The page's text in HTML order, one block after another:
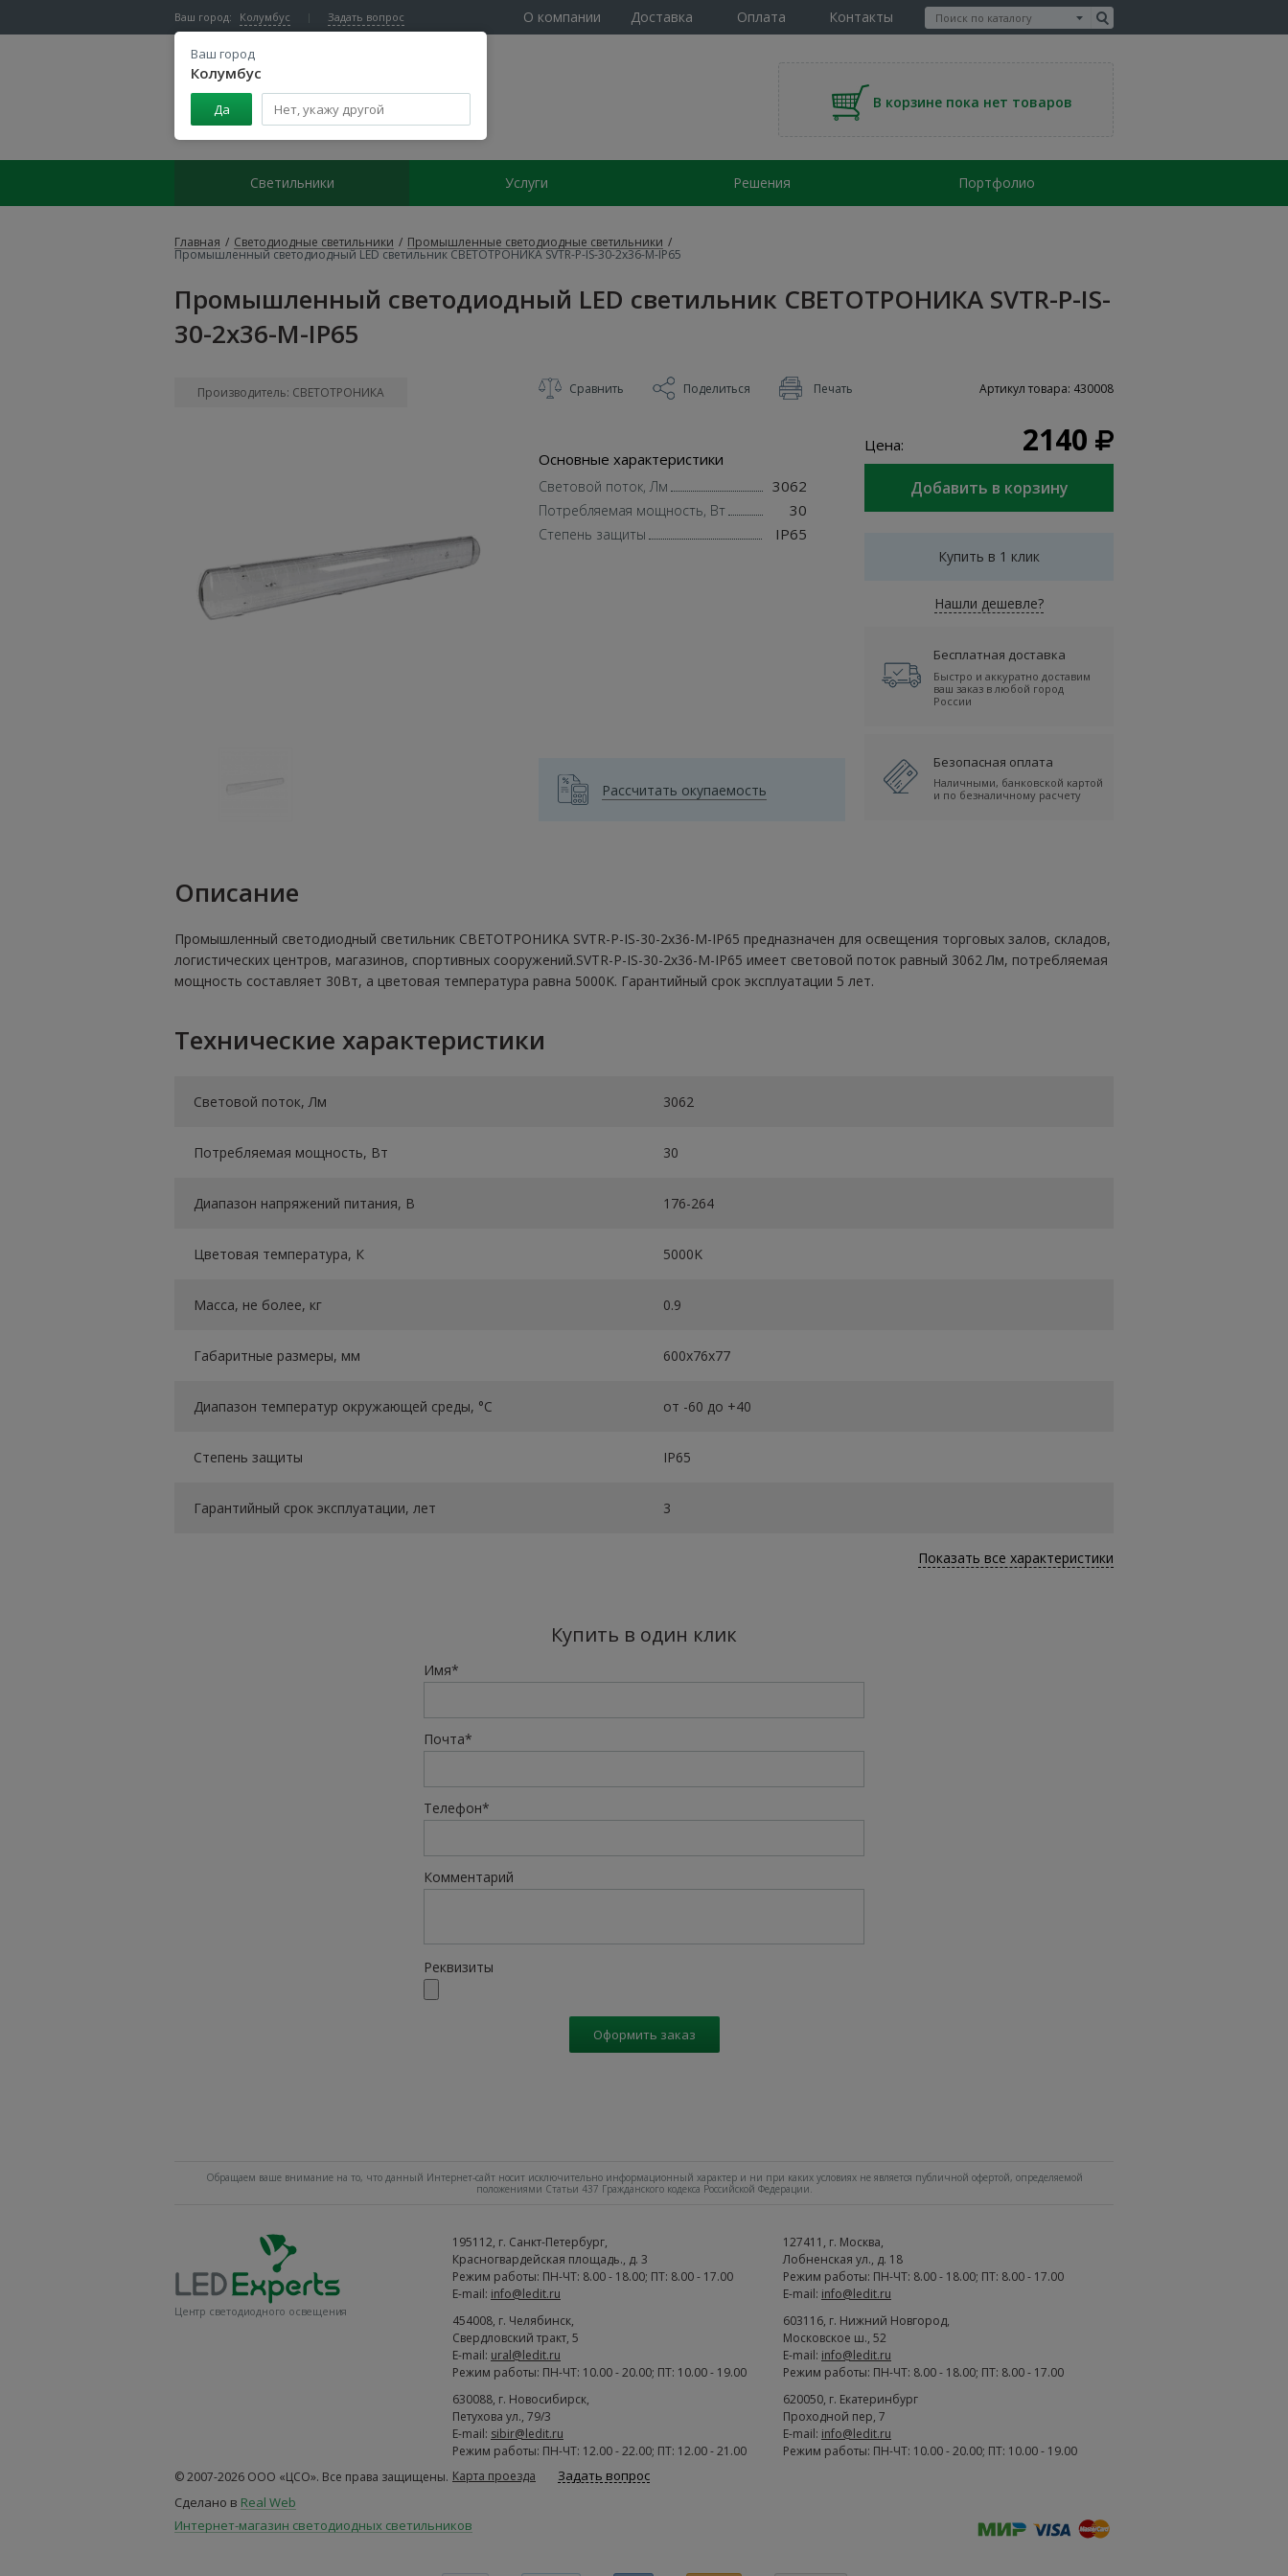
Ваш город: Колумбус
Ваш город
Колумбус
Да
Задать вопрос О компании Доставка Оплата Контакты
Центр светодиодного освещения
В корзине пока нет товаров
Светильники Услуги Решения Портфолио
Главная / Светодиодные светильники / Промышленные светодиодные светильники /
Промышленный светодиодный LED светильник СВЕТОТРОНИКА SVTR-P-IS-30-2x36-M-IP65
Промышленный светодиодный LED светильник СВЕТОТРОНИКА SVTR-P-IS-
30-2x36-M-IP65
Производитель: СВЕТОТРОНИКА Сравнить Поделиться Печать Артикул товара: 430008
Основные характеристики
Световой поток, Лм 3062
Потребляемая мощность, Вт 30
Степень защиты IP65
Рассчитать окупаемость
Цена: 2140
Купить в 1 клик
Нашли дешевле?
Бесплатная доставка
Быстро и аккуратно доставим
ваш заказ в любой город
России
Безопасная оплата
Наличными, банковской картой
и по безналичному расчету
Описание
Промышленный светодиодный светильник СВЕТОТРОНИКА SVTR-P-IS-30-2x36-M-IP65 предназначен для освещения торговых залов, складов,
логистических центров, магазинов, спортивных сооружений.SVTR-P-IS-30-2x36-M-IP65 имеет световой поток равный 3062 Лм, потребляемая
мощность составляет 30Вт, а цветовая температура равна 5000K. Гарантийный срок эксплуатации 5 лет.
Технические характеристики
Световой поток, Лм 3062
Потребляемая мощность, Вт 30
Диапазон напряжений питания, В 176-264
Цветовая температура, К 5000K
Масса, не более, кг 0.9
Габаритные размеры, мм 600х76х77
Диапазон температур окружающей среды, °C от -60 до +40
Степень защиты IP65
Гарантийный срок эксплуатации, лет 3
Показать все характеристики
Купить в один клик
Имя*
Почта*
Телефон*
Комментарий
Реквизиты
Оформить заказ
Обращаем ваше внимание на то, что данный Интернет-сайт носит исключительно информационный характер и ни при каких условиях не является публичной офертой, определяемой
положениями Статьи 437 Гражданского кодекса Российской Федерации.
Центр светодиодного освещения
195112, г. Cанкт-Петербург,
Красногвардейская площадь., д. 3
Режим работы: ПН-ЧТ: 8.00 - 18.00; ПТ: 8.00 - 17.00
E-mail: info@ledit.ru
127411 , г. Москва,
Лобненская ул., д. 18
Режим работы: ПН-ЧТ: 8.00 - 18.00; ПТ: 8.00 - 17.00
E-mail: info@ledit.ru
454008, г. Челябинск,
Свердловский тракт, 5
E-mail: ural@ledit.ru
Режим работы: ПН-ЧТ: 10.00 - 20.00; ПТ: 10.00 - 19.00
603116, г. Нижний Новгород,
Московское ш., 52
E-mail: info@ledit.ru
Режим работы: ПН-ЧТ: 8.00 - 18.00; ПТ: 8.00 - 17.00
630088, г. Новосибирск,
Петухова ул., 79/3
E-mail: sibir@ledit.ru
Режим работы: ПН-ЧТ: 12.00 - 22.00; ПТ: 12.00 - 21.00
620050, г. Екатеринбург
Проходной пер, 7
E-mail: info@ledit.ru
Режим работы: ПН-ЧТ: 10.00 - 20.00; ПТ: 10.00 - 19.00
Карта проезда
Задать вопрос
© 2007-2026 ООО «ЦСО». Все права защищены.
Сделано в Real Web
Интернет-магазин светодиодных светильников